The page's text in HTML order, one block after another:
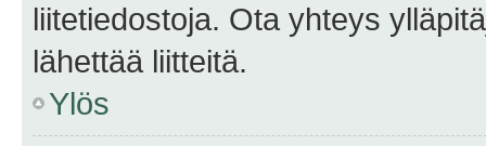
liitetiedostoja. Ota yhteys
lähettää liitteitä.
Ylös